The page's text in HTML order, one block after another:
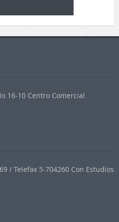
16-10 Centro Comercial
/ Telefax 5-704260 Con Estudios